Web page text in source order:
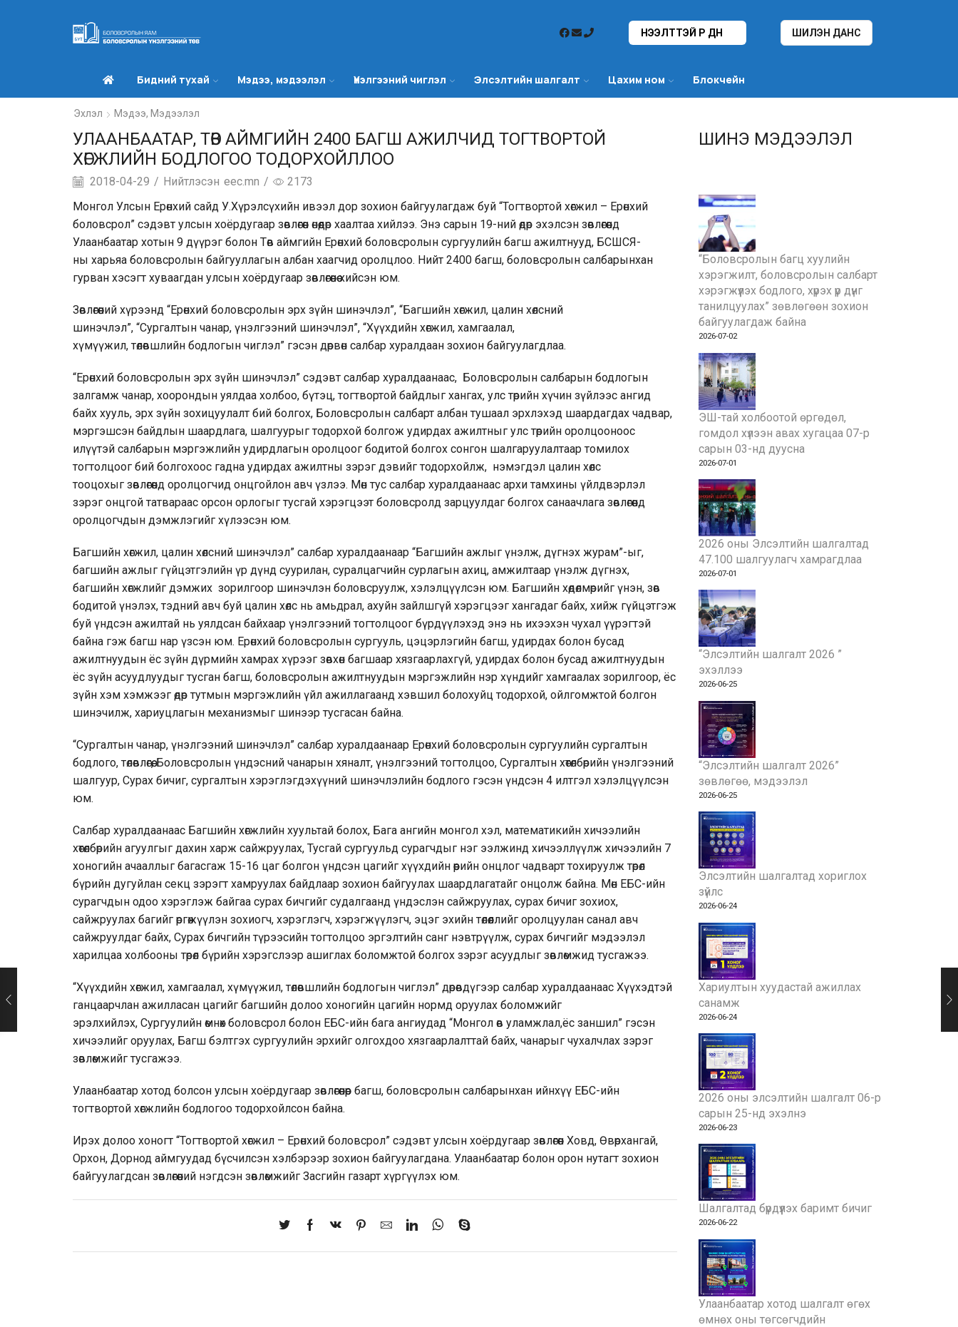
НЭЭЛТТЭЙ ҮР ДҮН ШИЛЭН ДАНС
Бидний тухай Мэдээ, мэдээлэл Үнэлгээний чиглэл Элсэлтийн шалгалт Цахим ном Блокчейн
Эхлэл Мэдээ, Мэдээлэл
УЛААНБААТАР, ТӨВ АЙМГИЙН 2400 БАГШ АЖИЛЧИД ТОГТВОРТОЙ
ХӨГЖЛИЙН БОДЛОГОО ТОДОРХОЙЛЛОО
2018-04-29 / Нийтлэсэн eec.mn /
2173
Монгол Улсын Ерөнхий сайд У.Хүрэлсүхийн ивээл дор зохион байгуулагдаж буй “Тогтвортой хөгжил – Ерөнхий
боловсрол” сэдэвт улсын хоёрдугаар зөвлөгөөн өнөөдөр хаалтаа хийлээ. Энэ сарын 19-ний өдөр эхэлсэн зөвлөгөөнд
Улаанбаатар хотын 9 дүүрэг болон Төв аймгийн Ерөнхий боловсролын сургуулийн багш ажилтнууд, БСШСЯ-
ны харьяа боловсролын байгууллагын албан хаагчид оролцлоо. Нийт 2400 багш, боловсролын салбарынхан
гурван хэсэгт хуваагдан улсын хоёрдугаар зөвлөгөөнөө хийсэн юм.
Зөвлөгөөний хүрээнд “Ерөнхий боловсролын эрх зүйн шинэчлэл”, “Багшийн хөгжил, цалин хөлсний
шинэчлэл”, “Сургалтын чанар, үнэлгээний шинэчлэл”, “Хүүхдийн хөгжил, хамгаалал,
хүмүүжил, төлөвшлийн бодлогын чиглэл” гэсэн дөрвөн салбар хуралдаан зохион байгуулагдлаа.
“Ерөнхий боловсролын эрх зүйн шинэчлэл” сэдэвт салбар хуралдаанаас, Боловсролын салбарын бодлогын
залгамж чанар, хоорондын уялдаа холбоо, бүтэц, тогтвортой байдлыг хангах, улс төрийн хүчин зүйлээс ангид
байх хууль, эрх зүйн зохицуулалт бий болгох, Боловсролын салбарт албан тушаал эрхлэхэд шаардагдах чадвар,
мэргэшсэн байдлын шаардлага, шалгуурыг тодорхой болгож удирдах ажилтныг улс төрийн оролцооноос
илүүтэй салбарын мэргэжлийн удирдлагын оролцоог бодитой болгох сонгон шалгаруулалтаар томилох
тогтолцоог бий болгохоос гадна удирдах ажилтны зэрэг дэвийг тодорхойлж, нэмэгдэл цалин хөлс
тооцохыг зөвлөгөөнд оролцогчид онцгойлон авч үзлээ. Мөн тус салбар хуралдаанаас архи тамхины үйлдвэрлэл
зэрэг онцгой татвараас орсон орлогыг тусгай хэрэгцээт боловсролд зарцуулдаг болгох санаачлага зөвлөгөөнд
оролцогчдын дэмжлэгийг хүлээсэн юм.
Багшийн хөгжил, цалин хөлсний шинэчлэл” салбар хуралдаанаар “Багшийн ажлыг үнэлж, дүгнэх журам”-ыг,
багшийн ажлыг гүйцэтгэлийн үр дүнд суурилан, суралцагчийн сурлагын ахиц, амжилтаар үнэлж дүгнэх,
багшийн хөгжлийг дэмжих зорилгоор шинэчлэн боловсруулж, хэлэлцүүлсэн юм. Багшийн хөдөлмөрийг үнэн, зөв
бодитой үнэлэх, тэдний авч буй цалин хөлс нь амьдрал, ахуйн зайлшгүй хэрэгцээг хангадаг байх, хийж гүйцэтгэж
буй үндсэн ажилтай нь уялдсан байхаар үнэлгээний тогтолцоог бүрдүүлэхэд энэ нь ихээхэн чухал үүрэгтэй
байна гэж багш нар үзсэн юм. Ерөнхий боловсролын сургууль, цэцэрлэгийн багш, удирдах болон бусад
ажилтнуудын ёс зүйн дүрмийн хамрах хүрээг зөвхөн багшаар хязгаарлахгүй, удирдах болон бусад ажилтнуудын
ёс зүйн асуудлуудыг тусган багш, боловсролын ажилтнуудын мэргэжлийн нэр хүндийг хамгаалах зорилгоор, ёс
зүйн хэм хэмжээг өдөр тутмын мэргэжлийн үйл ажиллагаанд хэвшил болохуйц тодорхой, ойлгомжтой болгон
шинэчилж, хариуцлагын механизмыг шинээр тусгасан байна.
“Сургалтын чанар, үнэлгээний шинэчлэл” салбар хуралдаанаар Ерөнхий боловсролын сургуулийн сургалтын
бодлого, төлөвлөгөө, Боловсролын үндэсний чанарын хяналт, үнэлгээний тогтолцоо, Сургалтын хөтөлбөрийн үнэлгээний
шалгуур, Сурах бичиг, сургалтын хэрэглэгдэхүүний шинэчлэлийн бодлого гэсэн үндсэн 4 илтгэл хэлэлцүүлсэн
юм.
Салбар хуралдаанаас Багшийн хөгжлийн хуультай болох, Бага ангийн монгол хэл, математикийн хичээлийн
хөтөлбөрийн агуулгыг дахин харж сайжруулах, Тусгай сургуульд сурагчдыг нэг ээлжинд хичээллүүлж хичээлийн 7
хоногийн ачааллыг багасгаж 15-16 цаг болгон үндсэн цагийг хүүхдийн өөрийн онцлог чадварт тохируулж төрөл
бүрийн дугуйлан секц зэрэгт хамруулах байдлаар зохион байгуулах шаардлагатайг онцолж байна. Мөн ЕБС-ийн
сурагчдын одоо хэрэглэж байгаа сурах бичгийг судалгаанд үндэслэн сайжруулах, сурах бичиг зохиох,
сайжруулах багийг өргөжүүлэн зохиогч, хэрэглэгч, хэрэгжүүлэгч, эцэг эхийн төлөөллийг оролцуулан санал авч
сайжруулдаг байх, Сурах бичгийн түрээсийн тогтолцоо эргэлтийн санг нэвтрүүлж, сурах бичгийг мэдээлэл
харилцаа холбооны төрөл бүрийн хэрэгслээр ашиглах боломжтой болгох зэрэг асуудлыг зөвлөмжид тусгажээ.
“Хүүхдийн хөгжил, хамгаалал, хүмүүжил, төлөвшлийн бодлогын чиглэл” дөрөвдүгээр салбар хуралдаанаас Хүүхэдтэй
ганцаарчлан ажилласан цагийг багшийн долоо хоногийн цагийн нормд оруулах боломжийг
эрэлхийлэх, Сургуулийн өмнөх боловсрол болон ЕБС-ийн бага ангиудад “Монгол өв уламжлал,ёс заншил” гэсэн
хичээлийг оруулах, Багш бэлтгэх сургуулийн эрхийг олгохдоо хязгаарлалттай байх, чанарыг чухалчлах зэрэг
зөвлөмжийг тусгажээ.
Улаанбаатар хотод болсон улсын хоёрдугаар зөвлөгөөнөөр багш, боловсролын салбарынхан ийнхүү ЕБС-ийн
тогтвортой хөгжлийн бодлогоо тодорхойлсон байна.
Ирэх долоо хоногт “Тогтвортой хөгжил – Ерөнхий боловсрол” сэдэвт улсын хоёрдугаар зөвлөгөөн Ховд, Өвөрхангай,
Орхон, Дорнод аймгуудад бүсчилсэн хэлбэрээр зохион байгуулагдана. Улаанбаатар болон орон нутагт зохион
байгуулагдсан зөвлөгөөний нэгдсэн зөвлөмжийг Засгийн газарт хүргүүлэх юм.
ШИНЭ МЭДЭЭЛЭЛ
“Боловсролын багц хуулийн
хэрэгжилт, боловсролын салбарт
хэрэгжүүлэх бодлого, хүрэх үр дүнг
танилцуулах” зөвлөгөөн зохион
байгуулагдаж байна
2026-07-02
ЭШ-тай холбоотой өргөдөл,
гомдол хүлээн авах хугацаа 07-р
сарын 03-нд дуусна
2026-07-01
2026 оны Элсэлтийн шалгалтад
47.100 шалгуулагч хамрагдлаа
2026-07-01
“Элсэлтийн шалгалт 2026 ”
эхэллээ
2026-06-25
“Элсэлтийн шалгалт 2026”
зөвлөгөө, мэдээлэл
2026-06-25
Элсэлтийн шалгалтад хориглох
зүйлс
2026-06-24
Хариултын хуудастай ажиллах
санамж
2026-06-24
2026 оны элсэлтийн шалгалт 06-р
сарын 25-нд эхэлнэ
2026-06-23
Шалгалтад бүрдүүлэх баримт бичиг
2026-06-22
Улаанбаатар хотод шалгалт өгөх
өмнөх оны төгсөгчдийн